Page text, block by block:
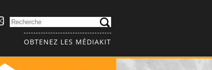
OBTENEZ LES MÉDIAKIT